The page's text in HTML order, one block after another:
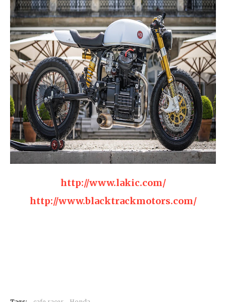
http://www.lakic.com/
http://www.blacktrackmotors.com/